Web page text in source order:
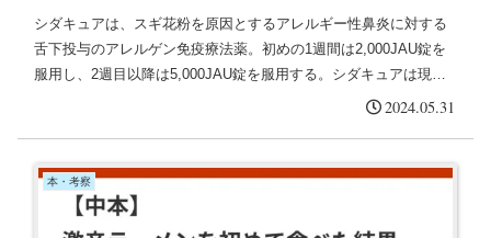
シダキュアは、スギ花粉を原因とするアレルギー性鼻炎に対する
舌下投与のアレルゲン免疫療法薬。初めの1週間は2,000JAU錠を
服用し、2週目以降は5,000JAU錠を服用する。シダキュアは現在
2000JAU錠が限定出荷状態で、舌下免疫を希望する患者さんがい
2024.05.31
本・考察